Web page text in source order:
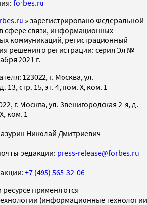
forbes.ru
» зарегистрировано Федеральной
сфере связи, информационных
коммуникаций, регистрационный
решения о регистрации: серия Эл №
2021 г.
123022, г. Москва, ул.
13, стр. 15, эт. 4, пом. X, ком. 1
г. Москва, ул. Звенигородская 2-я, д.
ком. 1
Николай Дмитриевич
редакции: press-release@forbes.ru
+7 (495) 565-32-06
применяются
(информационные технологии